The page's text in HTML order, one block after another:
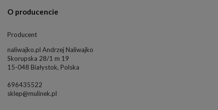
O producencie
Producent
naliwajko.pl Andrzej Naliwajko
Skorupska 28/1 m 19
15-048 Białystok, Polska
696435522
sklep@mulinek.pl